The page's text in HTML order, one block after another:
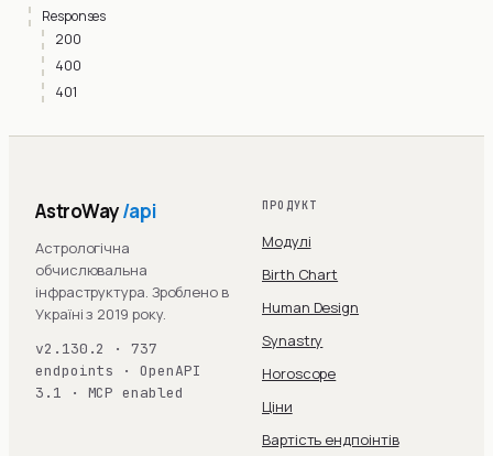
Responses
200
400
401
AstroWay/api
Астрологічна
обчислювальна
інфраструктура. Зроблено в
Україні з 2019 року.
v2.130.2 · 737
endpoints · OpenAPI
3.1 · MCP enabled
ПРОДУКТ
Модулі
Birth Chart
Human Design
Synastry
Horoscope
Ціни
Вартість ендпоінтів